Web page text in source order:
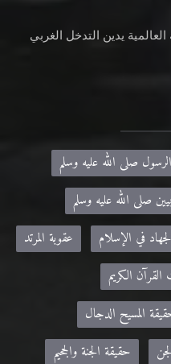
يدين التدخل الغربي
صلى الله عليه وسلم
صلى الله عليه وسلم
في الإسلام
عقوبة المرتد
الكريم
المسيح الدجال
حقيقة الجنة والجحيم